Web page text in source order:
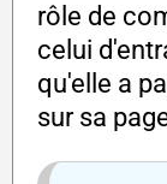
rôle de
celui
qu'elle a
sur sa